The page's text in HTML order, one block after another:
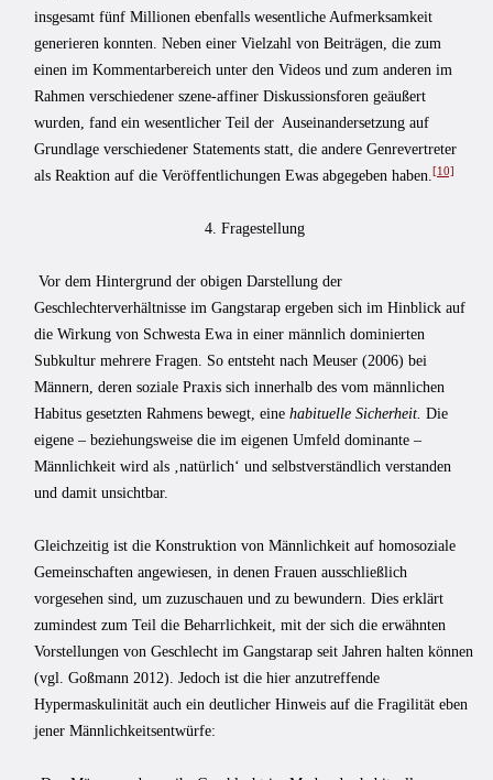
insgesamt fünf Millionen ebenfalls wesentliche Aufmerksamkeit
generieren konnten. Neben einer Vielzahl von Beiträgen, die zum
einen im Kommentarbereich unter den Videos und zum anderen im
Rahmen verschiedener szene-affiner Diskussionsforen geäußert
wurden, fand ein wesentlicher Teil der Auseinandersetzung auf
Grundlage verschiedener Statements statt, die andere Genrevertreter
als Reaktion auf die Veröffentlichungen Ewas abgegeben haben. [10]
4. Fragestellung
Vor dem Hintergrund der obigen Darstellung der
Geschlechterverhältnisse im Gangstarap ergeben sich im Hinblick auf
die Wirkung von Schwesta Ewa in einer männlich dominierten
Subkultur mehrere Fragen. So entsteht nach Meuser (2006) bei
Männern, deren soziale Praxis sich innerhalb des vom männlichen
Habitus gesetzten Rahmens bewegt, eine habituelle Sicherheit. Die
eigene – beziehungsweise die im eigenen Umfeld dominante –
Männlichkeit wird als ‚natürlich‘ und selbstverständlich verstanden
und damit unsichtbar.
Gleichzeitig ist die Konstruktion von Männlichkeit auf homosoziale
Gemeinschaften angewiesen, in denen Frauen ausschließlich
vorgesehen sind, um zuzuschauen und zu bewundern. Dies erklärt
zumindest zum Teil die Beharrlichkeit, mit der sich die erwähnten
Vorstellungen von Geschlecht im Gangstarap seit Jahren halten können
(vgl. Goßmann 2012). Jedoch ist die hier anzutreffende
Hypermaskulinität auch ein deutlicher Hinweis auf die Fragilität eben
jener Männlichkeitsentwürfe: